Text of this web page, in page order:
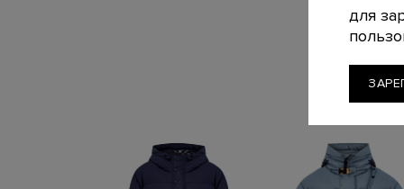
для